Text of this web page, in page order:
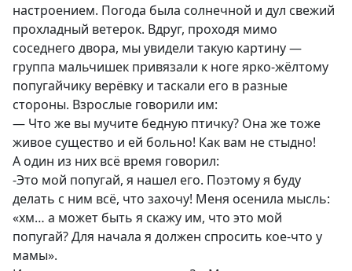
настроением. Погода была солнечной и дул свежий
прохладный ветерок. Вдруг, проходя мимо
соседнего двора, мы увидели такую картину —
группа мальчишек привязали к ноге ярко-жёлтому
попугайчику верёвку и таскали его в разные
стороны. Взрослые говорили им:
— Что же вы мучите бедную птичку? Она же тоже
живое существо и ей больно! Как вам не стыдно!
А один из них всё время говорил:
-Это мой попугай, я нашел его. Поэтому я буду
делать с ним всё, что захочу! Меня осенила мысль:
«хм… а может быть я скажу им, что это мой
попугай? Для начала я должен спросить кое-что у
мамы».